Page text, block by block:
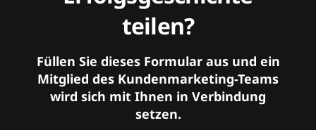
teilen?
Füllen Sie dieses Formular aus und ein
Mitglied des Kundenmarketing-Teams
wird sich mit Ihnen in Verbindung
setzen.